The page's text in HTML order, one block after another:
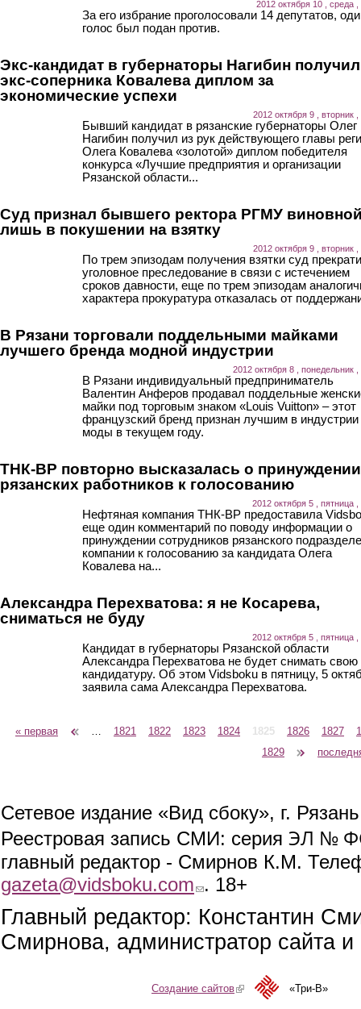
2012 октября 10 , среда ,
За его избрание проголосовали 14 депутатов,
голос был подан против.
Экс-кандидат в губернаторы Нагибин
экс-соперника Ковалева диплом за
экономические успехи
2012 октября 9 , вторник ,
Бывший кандидат в рязанские губернаторы Олег
Нагибин получил из рук действующего главы
Олега Ковалева «золотой» диплом победителя
конкурса «Лучшие предприятия и организации
Рязанской области...
Cуд признал бывшего ректора РГМУ
лишь в покушении на взятку
2012 октября 9 , вторник ,
По трем эпизодам получения взятки суд
уголовное преследование в связи с истечением
сроков давности, еще по трем эпизодам
характера прокуратура отказалась от
В Рязани торговали поддельными майками
лучшего бренда модной индустрии
2012 октября 8 , понедельник ,
В Рязани индивидуальный предприниматель
Валентин Анферов продавал поддельные
майки под торговым знаком «Louis Vuitton» – этот
французский бренд признан лучшим в индустрии
моды в текущем году.
ТНК-BP повторно высказалась о принуждении
рязанских работников к голосованию
2012 октября 5 , пятница ,
Нефтяная компания ТНК-BP предоставила
еще один комментарий по поводу информации о
принуждении сотрудников рязанского
компании к голосованию за кандидата Олега
Ковалева на...
Александра Перехватова: я не Косарева,
сниматься не буду
2012 октября 5 , пятница ,
Кандидат в губернаторы Рязанской области
Александра Перехватова не будет снимать свою
кандидатуру. Об этом Vidsboku в пятницу, 5
заявила сама Александра Перехватова.
Страницы
« первая 1821 1822 1823 1824 1825 1826 1827
1829
Сетевое издание «Вид сбоку», г.
Реестровая запись СМИ: серия ЭЛ №
главный редактор - Смирнов К.М.
gazeta@vidsboku.com (link sends e-mail)
. 18+
Главный редактор: Константин
Смирнова, администратор сайта
Создание сайтов(link is external)«Три-В»